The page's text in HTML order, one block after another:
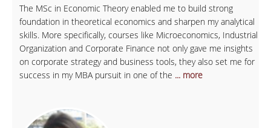
The MSc in Economic Theory enabled me to build strong
foundation in theoretical economics and sharpen my analytical
skills. More specifically, courses like Microeconomics, Industrial
Organization and Corporate Finance not only gave me insights
on corporate strategy and business tools, they also set me for
success in my MBA pursuit in one of the ... more